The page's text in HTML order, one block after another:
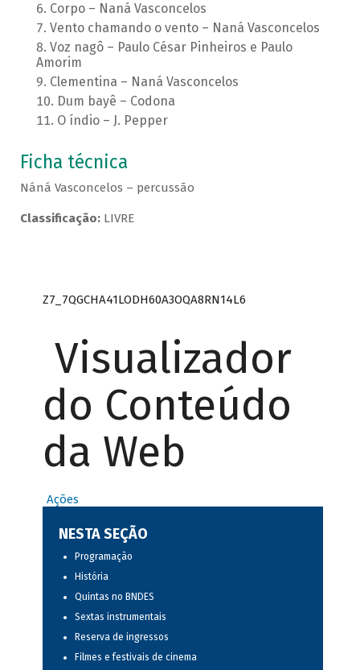
Corpo – Naná Vasconcelos
Vento chamando o vento – Naná Vasconcelos
Voz nagô – Paulo César Pinheiros e Paulo
Amorim
Clementina – Naná Vasconcelos
Dum bayê – Codona
O índio – J. Pepper
Ficha técnica
Náná Vasconcelos – percussão
Classificação:LIVRE
Z7_7QGCHA41LODH60A3OQA8RN14L6
Visualizador
do Conteúdo
da Web
Ações
NESTA SEÇÃO
Programação
História
Quintas no BNDES
Sextas instrumentais
Reserva de ingressos
Filmes e festivais de cinema